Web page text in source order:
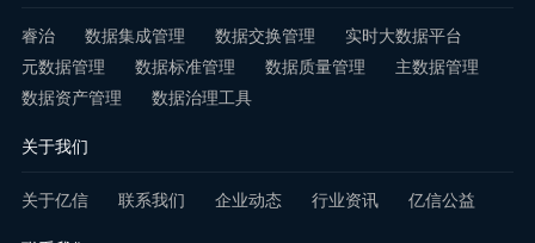
睿治 数据集成管理 数据交换管理
实时大数据平台
元数据管理
数据标准管理 数据质量管理
主数据管理
数据资产管理
数据治理工具
关于我们
关于亿信 联系我们 企业动态 行业资讯 亿信公益